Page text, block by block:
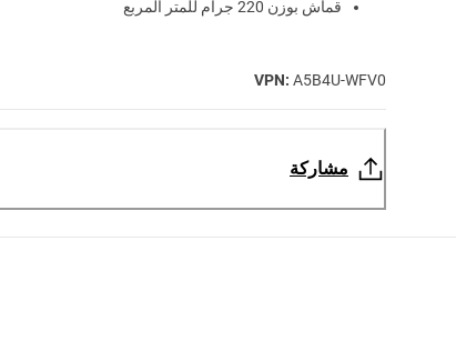
قماش بوزن 220 جرام للمتر المربع
VPN: A5B4U-WFV0
مشاركة